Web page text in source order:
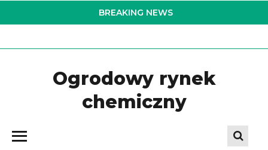
to
BREAKING NEWS
Ogrodowy rynek
chemiczny